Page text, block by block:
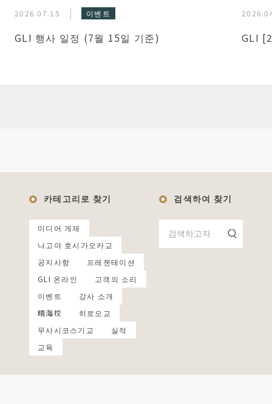
2026.07.15 이벤트
GLI 행사 일정 (7월 15일 기준) GLI
카테고리로 찾기
미디어 게재
나고야 호시가오카교
공지사항
프레젠테이션
GLI 온라인
고객의 소리
이벤트
강사 소개
晴海校
히로오교
무사시코스기교
실적
교육
검색하여 찾기